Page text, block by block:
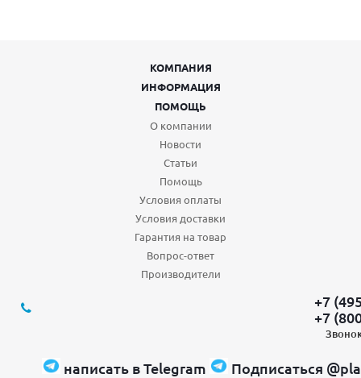
КОМПАНИЯ
ИНФОРМАЦИЯ
ПОМОЩЬ
О компании
Новости
Статьи
Помощь
Условия оплаты
Условия доставки
Гарантия на товар
Вопрос-ответ
Производители
+7
+7
написать в Telegram Подписаться